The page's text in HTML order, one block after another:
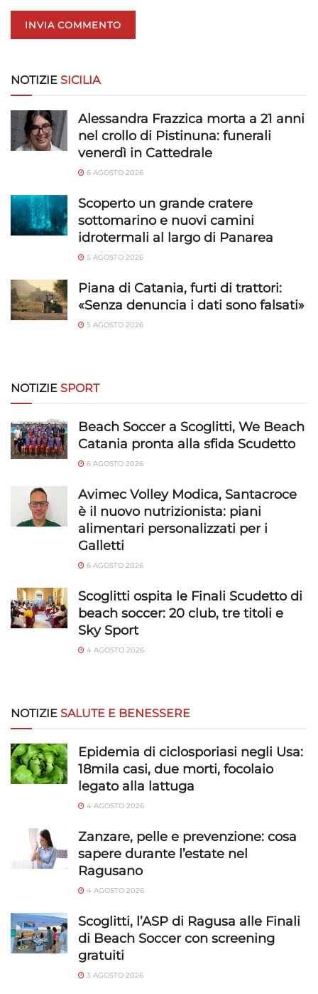
Utilizzare dati di geolocalizzazione precisi,
Riconoscere i dispositivi in base a informazioni
Garantire la sicurezza, prevenire e
rilevare frodi, correggere errori, Erogare
e presentare pubblicità e contenuto,
Salvare e comunicare le scelte sulla
Sempre attivo
NOTIZIE SICILIA
Alessandra Frazzica morta a 21 anni
nel crollo di Pistinuna: funerali
venerdì in Cattedrale
6 AGOSTO 2026
Scoperto un grande cratere
sottomarino e nuovi camini
idrotermali al largo di Panarea
5 AGOSTO 2026
Piana di Catania, furti di trattori:
«Senza denuncia i dati sono falsati»
5 AGOSTO 2026
NOTIZIE SPORT
Beach Soccer a Scoglitti, We Beach
Catania pronta alla sfida Scudetto
6 AGOSTO 2026
Avimec Volley Modica, Santacroce
è il nuovo nutrizionista: piani
alimentari personalizzati per i
Galletti
6 AGOSTO 2026
Scoglitti ospita le Finali Scudetto di
beach soccer: 20 club, tre titoli e
Sky Sport
4 AGOSTO 2026
NOTIZIE SALUTE E BENESSERE
Epidemia di ciclosporiasi negli Usa:
18mila casi, due morti, focolaio
legato alla lattuga
4 AGOSTO 2026
Zanzare, pelle e prevenzione: cosa
sapere durante l’estate nel
Ragusano
4 AGOSTO 2026
Scoglitti, l’ASP di Ragusa alle Finali
di Beach Soccer con screening
gratuiti
3 AGOSTO 2026